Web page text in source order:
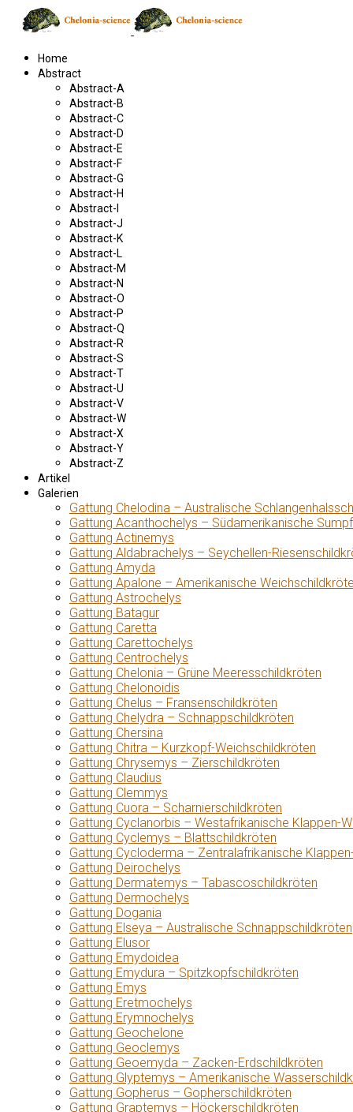
Home
Abstract
Abstract-A
Abstract-B
Abstract-C
Abstract-D
Abstract-E
Abstract-F
Abstract-G
Abstract-H
Abstract-I
Abstract-J
Abstract-K
Abstract-L
Abstract-M
Abstract-N
Abstract-O
Abstract-P
Abstract-Q
Abstract-R
Abstract-S
Abstract-T
Abstract-U
Abstract-V
Abstract-W
Abstract-X
Abstract-Y
Abstract-Z
Artikel
Galerien
Gattung Chelodina – Australische
Gattung Acanthochelys – Südamerikanische
Gattung Actinemys
Gattung Aldabrachelys – Seychellen-
Gattung Amyda
Gattung Apalone – Amerikanische
Gattung Astrochelys
Gattung Batagur
Gattung Caretta
Gattung Carettochelys
Gattung Centrochelys
Gattung Chelonia – Grüne Meeresschildkröten
Gattung Chelonoidis
Gattung Chelus – Fransenschildkröten
Gattung Chelydra – Schnappschildkröten
Gattung Chersina
Gattung Chitra – Kurzkopf-Weichschildkröten
Gattung Chrysemys – Zierschildkröten
Gattung Claudius
Gattung Clemmys
Gattung Cuora – Scharnierschildkröten
Gattung Cyclanorbis – Westafrikanische Klappen-
Gattung Cyclemys – Blattschildkröten
Gattung Cycloderma – Zentralafrikanische
Gattung Deirochelys
Gattung Dermatemys – Tabascoschildkröten
Gattung Dermochelys
Gattung Dogania
Gattung Elseya – Australische Schnappschildkröten
Gattung Elusor
Gattung Emydoidea
Gattung Emydura – Spitzkopfschildkröten
Gattung Emys
Gattung Eretmochelys
Gattung Erymnochelys
Gattung Geochelone
Gattung Geoclemys
Gattung Geoemyda – Zacken-Erdschildkröten
Gattung Glyptemys – Amerikanische
Gattung Gopherus – Gopherschildkröten
Gattung Graptemys – Höckerschildkröten